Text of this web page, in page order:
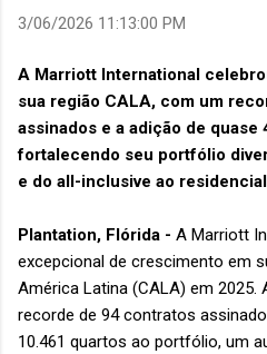
de viagens, desde inteligência
3/06/2026 11:13:00 PM
A Marriott International
sua região CALA, com um
assinados e a adição de quase
fortalecendo seu portfólio
e do all-inclusive ao residencial
Plantation, Flórida - A Marriott
excepcional de crescimento em
América Latina (CALA) em 2025.
recorde de 94 contratos
10.461 quartos ao portfólio, um